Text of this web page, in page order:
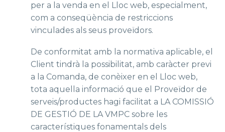
per a la venda en el Lloc web, especialment,
com a conseqüència de restriccions
vinculades als seus proveïdors.
De conformitat amb la normativa aplicable, el
Client tindrà la possibilitat, amb caràcter previ
a la Comanda, de conèixer en el Lloc web,
tota aquella informació que el Proveïdor de
serveis/productes hagi facilitat a LA COMISSIÓ
DE GESTIÓ DE LA VMPC sobre les
característiques fonamentals dels